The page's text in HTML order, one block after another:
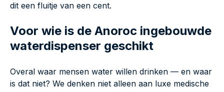
dit een fluitje van een cent.
Voor wie is de Anoroc ingebouwde
waterdispenser geschikt
Overal waar mensen water willen drinken — en waar
is dat niet? We denken niet alleen aan luxe medische